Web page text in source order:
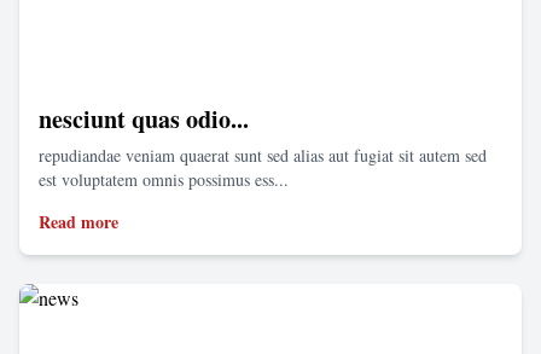
nesciunt quas odio...
repudiandae veniam quaerat sunt sed alias aut fugiat sit autem sed
est voluptatem omnis possimus ess...
Read more